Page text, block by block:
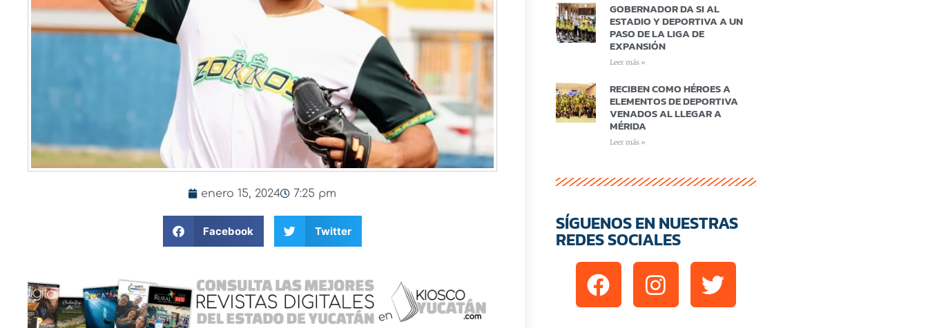
enero 15, 2024 7:25 pm
Facebook Twitter
GOBERNADOR DA SI AL
ESTADIO Y DEPORTIVA A UN
PASO DE LA LIGA DE
EXPANSIÓN
Leer más »
RECIBEN COMO HÉROES A
ELEMENTOS DE DEPORTIVA
VENADOS AL LLEGAR A
MÉRIDA
Leer más »
SÍGUENOS EN NUESTRAS
REDES SOCIALES